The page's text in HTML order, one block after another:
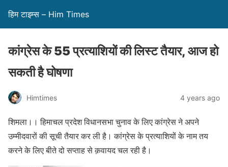
हिम टाइम्स – Him Times
कांग्रेस के 55 प्रत्याशियों की लिस्ट तैयार, आज हो
सकती है घोषणा
Himtimes 4 years ago
शिमला।। हिमाचल प्रदेश विधानसभा चुनाव के लिए कांग्रेस ने अपने
उम्मीदवारों की सूची तैयार कर ली है। कांग्रेस के प्रत्याशियों के नाम तय
करने के लिए बीते दो सप्ताह से क़वायद चल रही है।